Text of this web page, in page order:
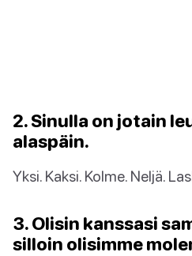
2. Sinulla on jotain
alaspäin.
Yksi. Kaksi. Kolme. Neljä.
3. Olisin kanssasi
silloin olisimme